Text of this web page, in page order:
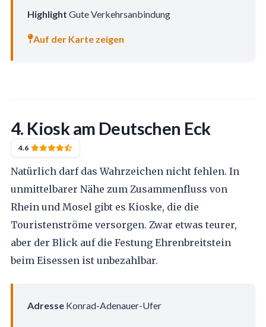
Highlight Gute Verkehrsanbindung
Auf der Karte zeigen
4. Kiosk am Deutschen Eck
4.6
Natürlich darf das Wahrzeichen nicht fehlen. In
unmittelbarer Nähe zum Zusammenfluss von
Rhein und Mosel gibt es Kioske, die die
Touristenströme versorgen. Zwar etwas teurer,
aber der Blick auf die Festung Ehrenbreitstein
beim Eisessen ist unbezahlbar.
AdresseKonrad-Adenauer-Ufer